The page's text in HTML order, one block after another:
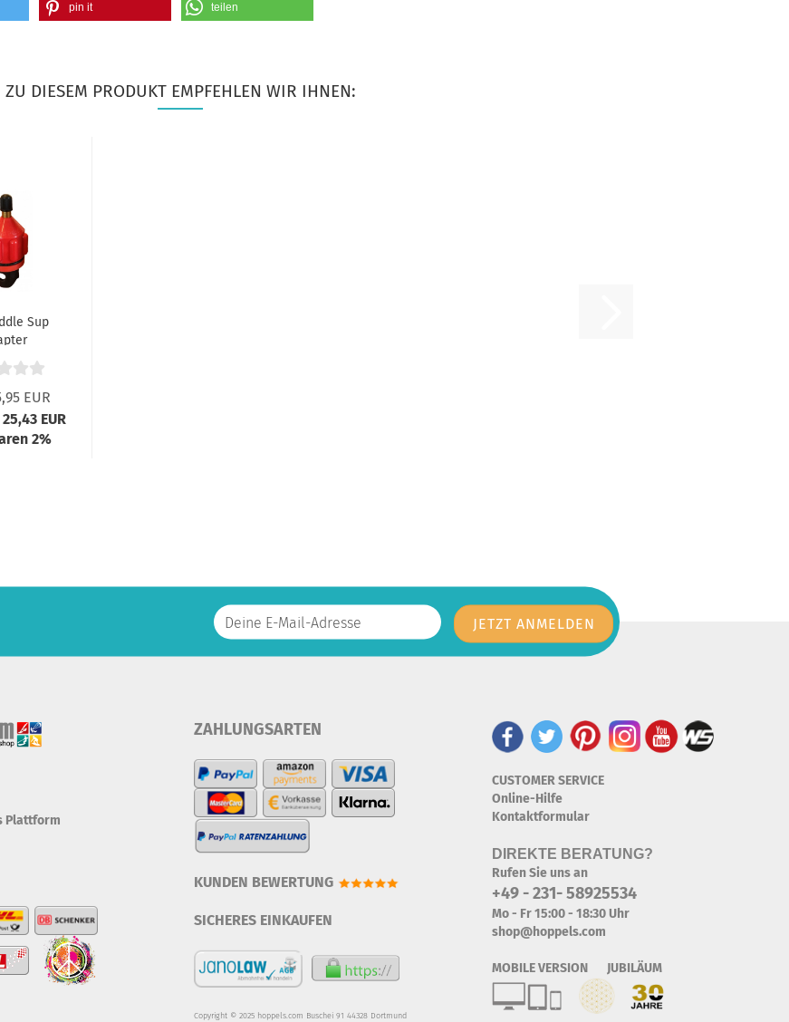
pin it teilen
ZU DIESEM PRODUKT EMPFEHLEN WIR IHNEN:
Sup
EUR
EUR
2%
Plattform
ZAHLUNGSARTEN
KUNDEN BEWERTUNG
SICHERES EINKAUFEN
Copyright © 2025 hoppels.com Buschei 91 44328 Dortmund
CUSTOMER SERVICE
Online-Hilfe
Kontaktformular
DIREKTE BERATUNG?
Rufen Sie uns an
+49 - 231- 58925534
Mo - Fr 15:00 - 18:30 Uhr
shop@hoppels.com
MOBILE VERSION JUBILÄUM